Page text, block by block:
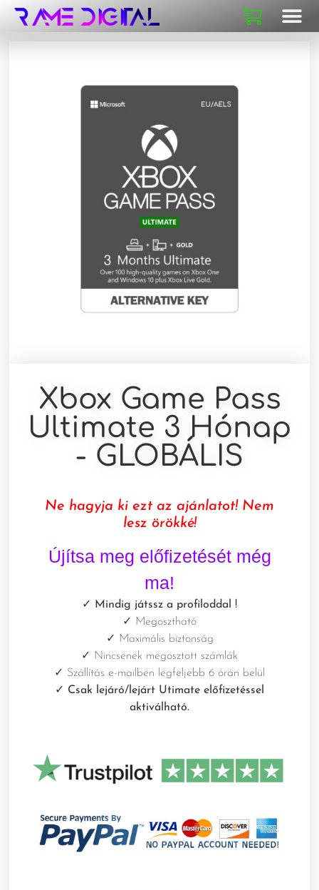
Xbox Game Pass
Ultimate 3 Hónap
- GLOBÁLIS
Ne hagyja ki ezt az ajánlatot! Nem
lesz örökké!
Újítsa meg előfizetését még
ma!
✓ Mindig játssz a profiloddal
!
✓ Megosztható
✓ Maximális biztonság
✓ Nincsenek megosztott számlák
✓ Szállítás e-mailben legfeljebb 6 órán belül
✓ Csak lejáró/lejárt Utimate előfizetéssel
aktiválható.